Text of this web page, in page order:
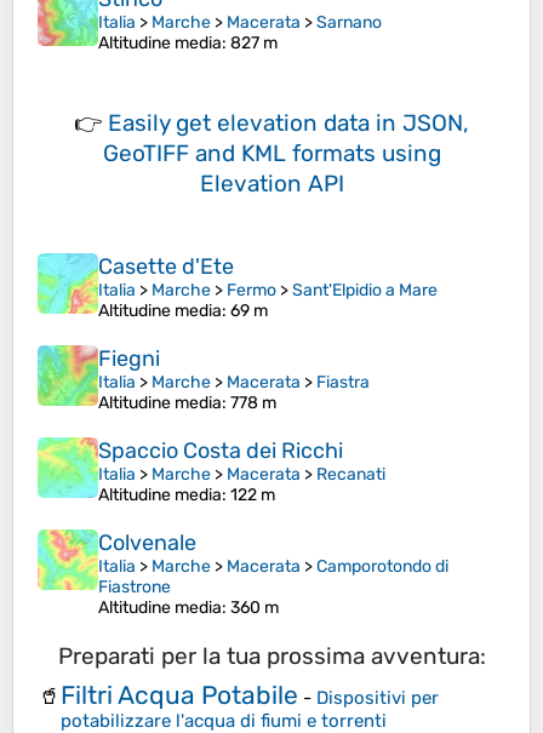
Italia > Marche > Macerata >Sarnano
Altitudine media: 827 m
👉 Easily get elevation data in JSON,
GeoTIFF and KML formats using
Elevation API
Casette d'Ete
Italia > Marche > Fermo >Sant'Elpidio a Mare
Altitudine media: 69 m
Fiegni
Italia > Marche > Macerata > Fiastra
Altitudine media: 778 m
Spaccio Costa dei Ricchi
Italia > Marche > Macerata > Recanati
Altitudine media: 122 m
Colvenale
Italia > Marche > Macerata >Camporotondo di
Fiastrone
Altitudine media: 360 m
Preparati per la tua prossima avventura:
🥤 Filtri Acqua Potabile - Dispositivi per
potabilizzare l'acqua di fiumi e torrenti